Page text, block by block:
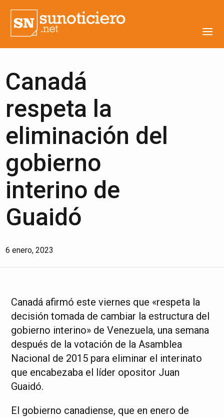
Canadá
respeta la
eliminación del
gobierno
interino de
Guaidó
6 enero, 2023
Canadá afirmó este viernes que «respeta la
decisión tomada de cambiar la estructura del
gobierno interino» de Venezuela, una semana
después de la votación de la Asamblea
Nacional de 2015 para eliminar el interinato
que encabezaba el líder opositor Juan
Guaidó.
El gobierno canadiense, que en enero de